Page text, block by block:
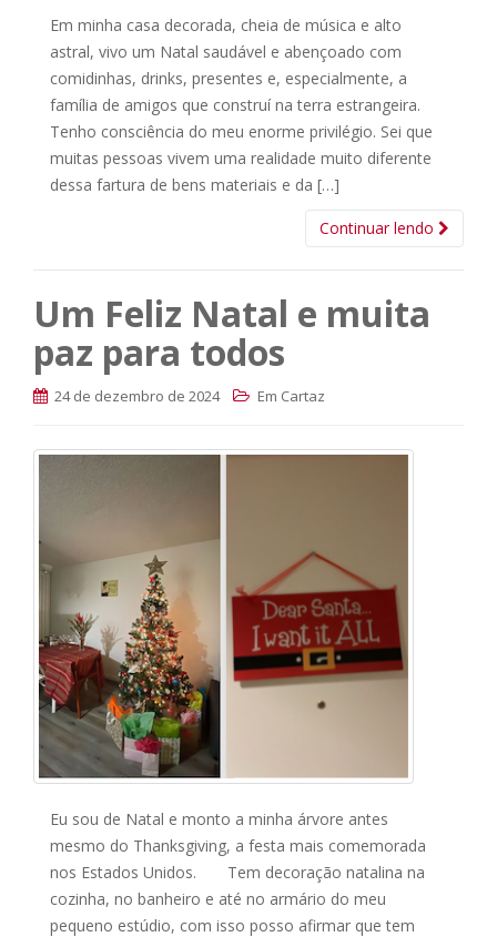
Em minha casa decorada, cheia de música e alto
astral, vivo um Natal saudável e abençoado com
comidinhas, drinks, presentes e, especialmente, a
família de amigos que construí na terra estrangeira.
Tenho consciência do meu enorme privilégio. Sei que
muitas pessoas vivem uma realidade muito diferente
dessa fartura de bens materiais e da […]
Continuar lendo
Um Feliz Natal e muita
paz para todos
24 de dezembro de 2024 Em Cartaz
Eu sou de Natal e monto a minha árvore antes
mesmo do Thanksgiving, a festa mais comemorada
nos Estados Unidos. Tem decoração natalina na
cozinha, no banheiro e até no armário do meu
pequeno estúdio, com isso posso afirmar que tem